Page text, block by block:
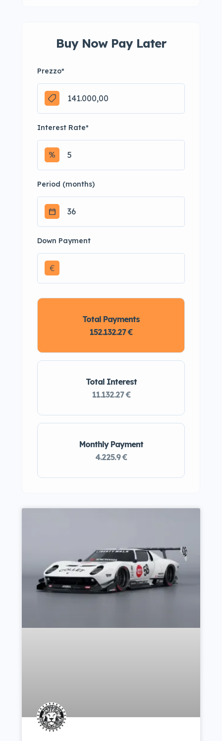
Buy Now Pay Later
Prezzo*
Interest Rate*
Period (months)
Down Payment
€
Monthly Payment
4.225.9 €
Total Interest
11.132.27 €
Total Payments
152.132.27 €